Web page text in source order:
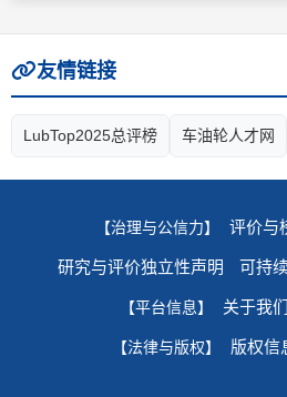
友情链接
LubTop2025总评榜 车油轮人才网
【治理与公信力】 评价与
研究与评价独立性声明 可持
【平台信息】 关于我们
【法律与版权】 版权信